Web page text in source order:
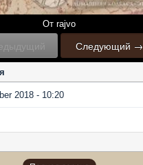
От rajvo
Следующий →
2018 - 10:20